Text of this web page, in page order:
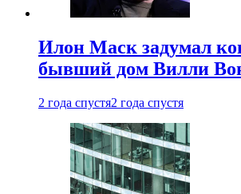
Илон Маск задумал
бывший дом Вилли
2 года спустя2 года спустя